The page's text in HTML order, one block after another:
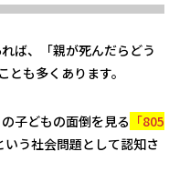
ば、「親が死んだらどう
とも多くあります。
子どもの面倒を見る 「805
いう社会問題として認知さ